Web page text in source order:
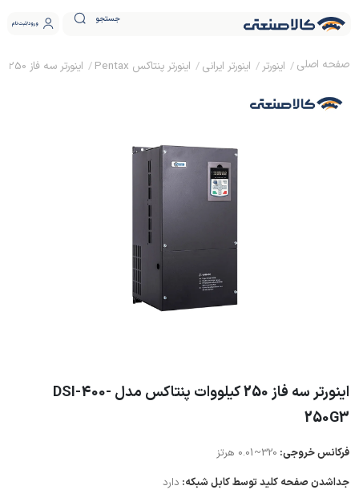
جستجو ورود ثبت نام
اینورتر اینورتر ایرانی اینورتر پنتاکس Pentax اینورتر سه فاز 250 کیلووات پنتاکس مدل DSI-400-250G3
اینورتر سه فاز 250 کیلووات پنتاکس مدل DSI-400-
250G3
فرکانس خروجی: 320~0.01 هرتز
جداشدن صفحه کلید توسط کابل شبکه: دارد